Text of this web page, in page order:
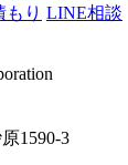
もり LINE相談
1590-3